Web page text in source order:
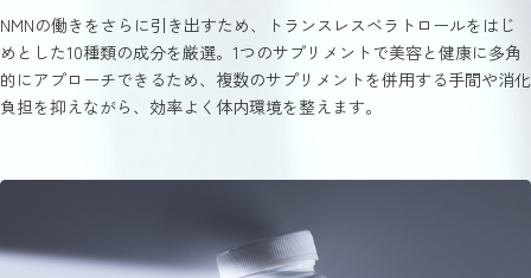
NMNの働きをさらに引き出すため、トランスレスベラトロールをはじ
めとした10種類の成分を厳選。1つのサプリメントで美容と健康に多角
的にアプローチできるため、複数のサプリメントを併用する手間や消化
負担を抑えながら、効率よく体内環境を整えます。